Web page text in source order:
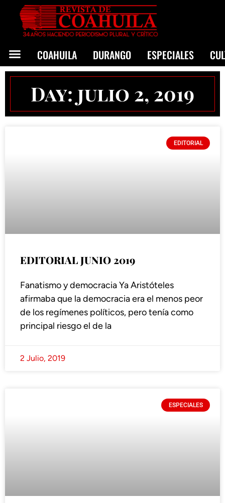
COAHUILA DURANGO ESPECIALES
Day: julio 2, 2019
EDITORIAL
EDITORIAL JUNIO 2019
Fanatismo y democracia Ya Aristóteles
afirmaba que la democracia era el menos peor
de los regímenes políticos, pero tenía como
principal riesgo el de la
2 Julio, 2019
ESPECIALES